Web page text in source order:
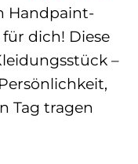
Handpaint-
dich! Diese
–
Tag tragen